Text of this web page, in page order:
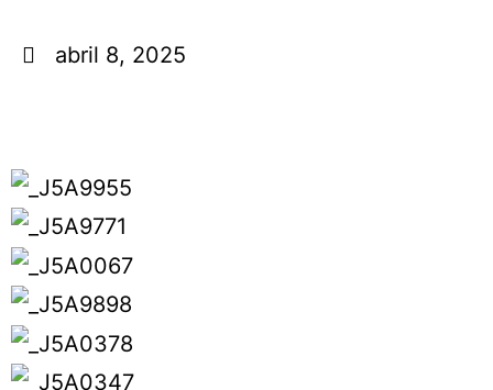
abril 8, 2025